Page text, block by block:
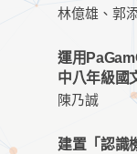
林億雄、郭
運用
中八年級國
陳乃誠
建置「認識